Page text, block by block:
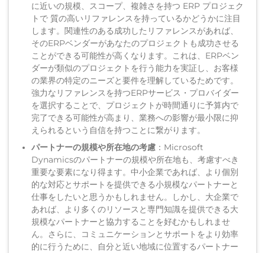
に近いの規模、スコープ、複雑さを持つ ERP プロジェク
トで 質の高いリファレンスを持っているかどうかに注目
します。関連性のある成功したリファレンスがあれば、
そのERPベンダーがあなたのプロジェクトも成功させる
ことができる可能性が高くなります。これは、ERPベン
ダーが類似のプロジェクトを行う能力を実証し、お客様
の業界の特定のニーズと要件を理解しているためです。
強力なリファレンスを持つERPサービス・プロバイダー
を選択することで、プロジェクトが時間通りに予算内で
完了できる可能性が高まり、業務への影響が最小限に抑
えられるという自信を持つことに繋がります。
パートナーの規模や所在地の考慮 ：Microsoft
Dynamicsのパートナーの規模や所在地も、考慮すべき
重要な要素になり得ます。中小企業であれば、より個別
的な対応とサポートを提供できる小規模なパートナーと
仕事をしたいと思うかもしれません。しかし、大企業で
あれば、より多くのリソースと専門知識を提供できる大
規模なパートナーと協力することを好むかもしれませ
ん。さらに、コミュニケーションとサポートをより効率
的に行うために、自分と近い地域に位置するパートナー